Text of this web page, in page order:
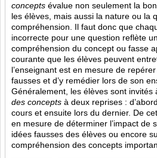
concepts évalue non seulement la
les élèves, mais aussi la nature ou la
compréhension. Il faut donc que
incorrecte pour une question reflète
compréhension du concept ou fasse
courante que les élèves peuvent
l’enseignant est en mesure de
fausses et d’y remédier lors de son
Généralement, les élèves sont invités
des concepts à deux reprises :
cours et ensuite lors du dernier. De
en mesure de déterminer l’impact de
idées fausses des élèves ou encore
compréhension des concepts